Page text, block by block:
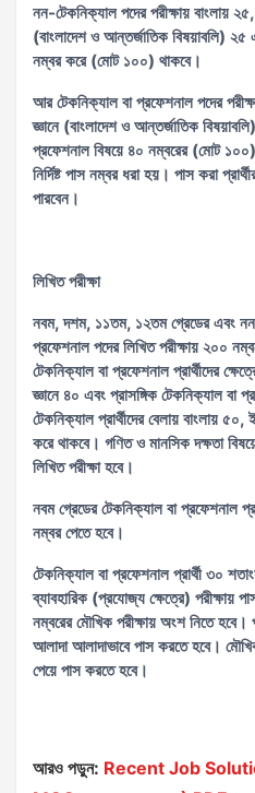
নন-টেকনিক্যাল পদের পরীক্ষায় বাংলায়
(বাংলাদেশ ও আন্তর্জাতিক বিষয়াবলি) ২৫
নম্বর করে (মোট ১০০) থাকবে।
আর টেকনিক্যাল বা প্রফেশনাল পদের
জ্ঞানে (বাংলাদেশ ও আন্তর্জাতিক
প্রফেশনাল বিষয়ে ৪০ নম্বরের (মোট
নির্দিষ্ট পাস নম্বর ধরা হয়। পাস করা
পারবেন।
লিখিত পরীক্ষা
নবম, দশম, ১১তম, ১২তম গ্রেডের এবং
প্রফেশনাল পদের লিখিত পরীক্ষায় ২০০
টেকনিক্যাল বা প্রফেশনাল প্রার্থীদের
জ্ঞানে ৪০ এবং প্রাসঙ্গিক টেকনিক্যাল
টেকনিক্যাল প্রার্থীদের বেলায় বাংলায়
করে থাকবে। গণিত ও মানসিক দক্ষতা
লিখিত পরীক্ষা হবে।
নবম গ্রেডের টেকনিক্যাল বা প্রফেশনাল
নম্বর পেতে হবে।
টেকনিক্যাল বা প্রফেশনাল প্রার্থী ৩০
ব্যাবহারিক (প্রযোজ্য ক্ষেত্রে) পরীক্ষায়
নম্বরের মৌখিক পরীক্ষায় অংশ নিতে হবে।
আলাদা আলাদাভাবে পাস করতে হবে।
পেয়ে পাস করতে হবে।
আরও পড়ুন: Recent Job